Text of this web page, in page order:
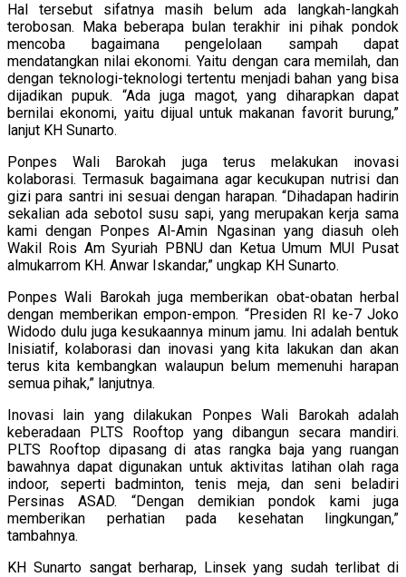
Hal tersebut sifatnya masih belum ada langkah-langkah
terobosan. Maka beberapa bulan terakhir ini pihak pondok
mencoba bagaimana pengelolaan sampah dapat
mendatangkan nilai ekonomi. Yaitu dengan cara memilah, dan
dengan teknologi-teknologi tertentu menjadi bahan yang bisa
dijadikan pupuk. “Ada juga magot, yang diharapkan dapat
bernilai ekonomi, yaitu dijual untuk makanan favorit burung,”
lanjut KH Sunarto.
Ponpes Wali Barokah juga terus melakukan inovasi
kolaborasi. Termasuk bagaimana agar kecukupan nutrisi dan
gizi para santri ini sesuai dengan harapan. “Dihadapan hadirin
sekalian ada sebotol susu sapi, yang merupakan kerja sama
kami dengan Ponpes Al-Amin Ngasinan yang diasuh oleh
Wakil Rois Am Syuriah PBNU dan Ketua Umum MUI Pusat
almukarrom KH. Anwar Iskandar,” ungkap KH Sunarto.
Ponpes Wali Barokah juga memberikan obat-obatan herbal
dengan memberikan empon-empon. “Presiden RI ke-7 Joko
Widodo dulu juga kesukaannya minum jamu. Ini adalah bentuk
Inisiatif, kolaborasi dan inovasi yang kita lakukan dan akan
terus kita kembangkan walaupun belum memenuhi harapan
semua pihak,” lanjutnya.
Inovasi lain yang dilakukan Ponpes Wali Barokah adalah
keberadaan PLTS Rooftop yang dibangun secara mandiri.
PLTS Rooftop dipasang di atas rangka baja yang ruangan
bawahnya dapat digunakan untuk aktivitas latihan olah raga
indoor, seperti badminton, tenis meja, dan seni beladiri
Persinas ASAD. “Dengan demikian pondok kami juga
memberikan perhatian pada kesehatan lingkungan,”
tambahnya.
KH Sunarto sangat berharap, Linsek yang sudah terlibat di